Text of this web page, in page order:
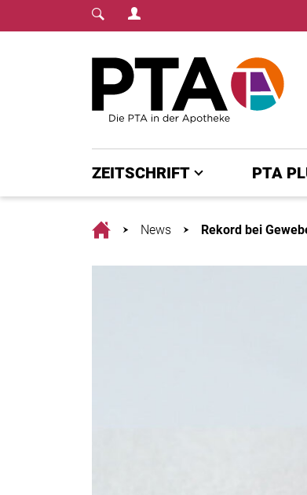
Login Menu
ZEITSCHRIFT PTA
HomeNews Rekord bei